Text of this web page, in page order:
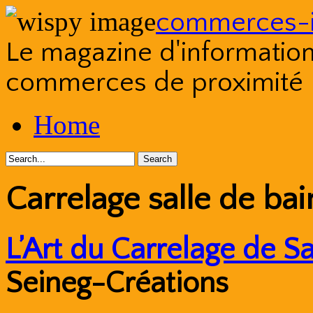
Le magazine
commerces de proximité
to
contentHome
Carrelage salle de
L’Art du Carrelage de
Seineg-Créations